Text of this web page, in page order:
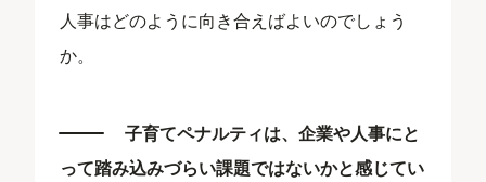
人事はどのように向き合えばよいのでしょう
か。
子育てペナルティは、企業や人事にと
って踏み込みづらい課題ではないかと感じてい